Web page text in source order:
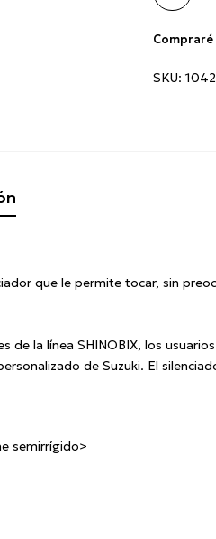
SKU:
que le permite tocar, sin
de la línea SHINOBIX, los
de Suzuki. El
semirrígido>